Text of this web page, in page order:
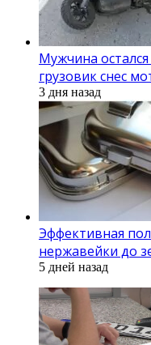
Мужчина
грузовик снес
3 дня назад
Эффективная
нержавейки до
5 дней назад